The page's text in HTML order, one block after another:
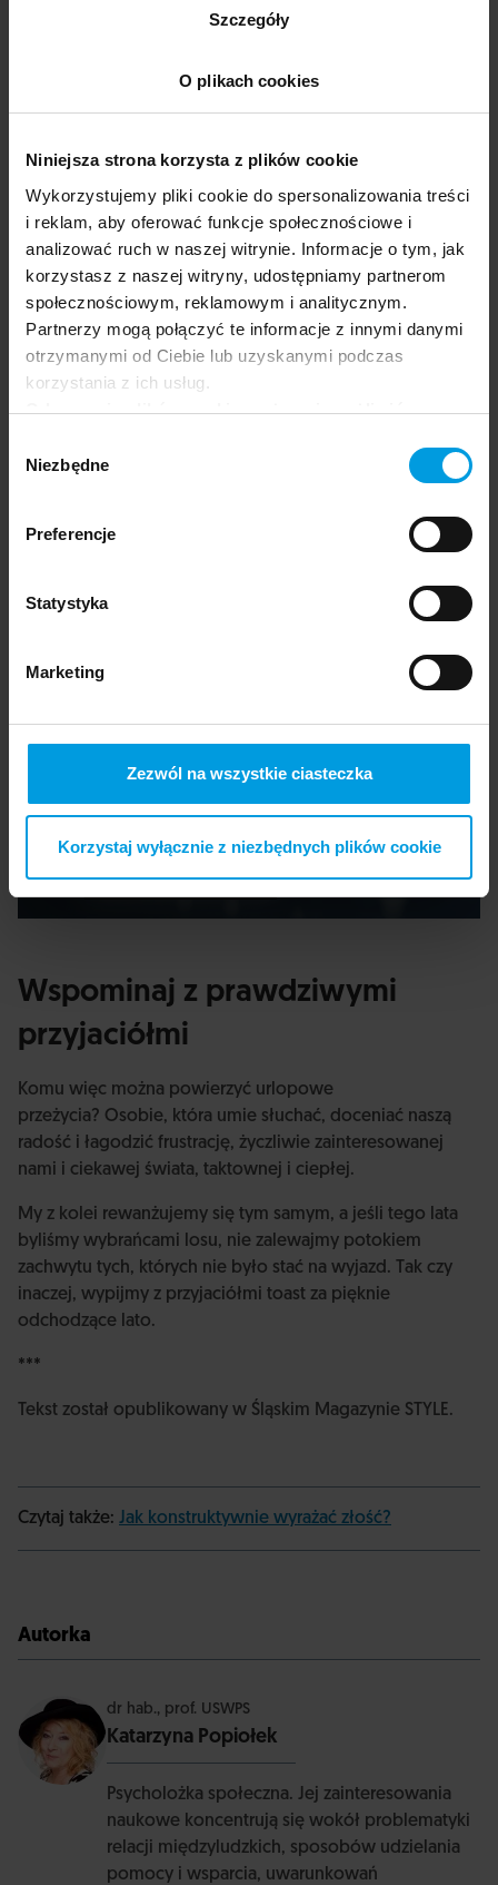
Szczegóły
O plikach cookies
Niniejsza strona korzysta z plików cookie
Wykorzystujemy pliki cookie do spersonalizowania treści
i reklam, aby oferować funkcje społecznościowe i
analizować ruch w naszej witrynie. Informacje o tym, jak
korzystasz z naszej witryny, udostępniamy partnerom
społecznościowym, reklamowym i analitycznym.
Partnerzy mogą połączyć te informacje z innymi danymi
otrzymanymi od Ciebie lub uzyskanymi podczas
korzystania z ich usług.
Odrzucenie plików cookie może uniemożliwić
oferowanych na naszej stronie, w tym m.in. z
zgody
Niezbędne
Preferencje
Statystyka
Marketing
Zezwól na wszystkie ciasteczka
Korzystaj wyłącznie z niezbędnych plików cookie
powakacyjne uniesienia. Każdy się cieszy na swój sposób
i ma własne upodobania. Nie rozmawiajmy z
konkurującymi z każdym w każdej sprawie. Nie dzielmy
się wrażeniami z ludźmi lubiącymi prowadzić
powakacyjne przesłuchania – co, z kim, gdzie i jak –
zakończone wydawaniem ostrych wyroków. A jeśli już
wpadliśmy w objęcia takiej żmijki lub węża, to
zaserwujmy im z rozmarzonym uśmiechem tajemniczą
pointę „no cóż, było jeszcze trochę różnych drobiazgów,
ale to już zostawmy poza opowieścią”. Z pewnością
zakłócimy w ten sposób toksycznemu rozmówcy sen na
Wspominaj z prawdziwymi
przyjaciółmi
Komu więc można powierzyć urlopowe
przeżycia? Osobie, która umie słuchać, doceniać naszą
radość i łagodzić frustrację, życzliwie zainteresowanej
nami i ciekawej świata, taktownej i ciepłej.
My z kolei rewanżujemy się tym samym, a jeśli tego lata
byliśmy wybrańcami losu, nie zalewajmy potokiem
zachwytu tych, których nie było stać na wyjazd. Tak czy
inaczej, wypijmy z przyjaciółmi toast za pięknie
odchodzące lato.
***
Tekst został opublikowany w Śląskim Magazynie STYLE.
Czytaj także: Jak konstruktywnie wyrażać złość?
Autorka
dr hab., prof. USWPS
Katarzyna Popiołek
Psycholożka społeczna. Jej zainteresowania
naukowe koncentrują się wokół problematyki
relacji międzyludzkich, sposobów udzielania
pomocy i wsparcia, uwarunkowań